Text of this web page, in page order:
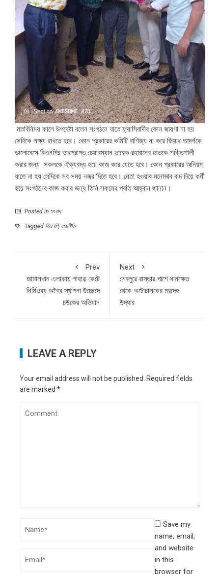
মতবিনিময় কালে উপদেষ্টা বলেন সংগঠনে যাতে ফ্যাসিবাদীর কোন জায়গা না হয়
সেদিকে লক্ষ্য রাখতে হবে। কোন প্রকারের কমিটি বাণিজ্য না করে জিয়ার আদর্শকে
ভালোবেসে বিএনপির ভারপ্রাপ্ত চেয়ারম্যান তারেক রহমানের হাতকে শক্তিশালী
করার জন্য সকলকে ঐক্যবদ্ধ হয়ে কাজ করে যেতে হবে। কোন প্রকারের অনিয়ম
যাতে না হয় সেদিকে সব সময় নজর দিতে হবে। নেতা হওয়ার মনোভাব বাদ দিয়ে কর্মী
হয়ে সংগঠনের কাজ করার জন্য তিনি সকলের প্রতি আহ্বান জানান।
Posted in সংবাদ
Tagged বিএনপি, রাজনীতি
Prev
জামালখান এলাকায় পাহাড় কেটে
নির্মিতব্য অবৈধ স্থাপনা উচ্ছেদে
চউকের অভিযান
Next
শেরপুরে রাস্তার পাশে ধানক্ষেত
থেকে অটোচালকের মরদেহ
উদ্ধার
LEAVE A REPLY
Your email address will not be published.
Required fields
are marked *
Save my
name, email,
and website
in this
browser for